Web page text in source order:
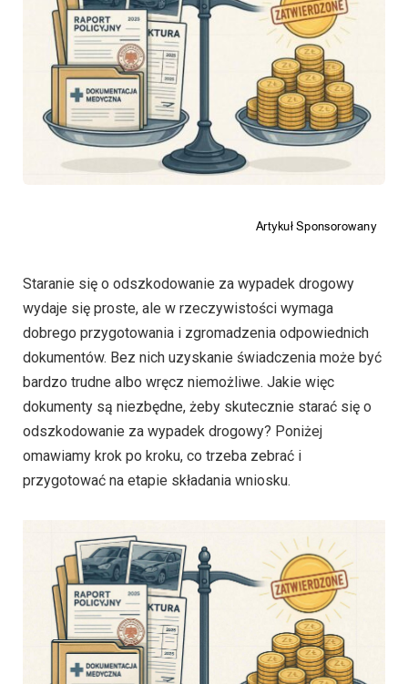
Staranie się o odszkodowanie za wypadek drogowy
wydaje się proste, ale w rzeczywistości wymaga
dobrego przygotowania i zgromadzenia odpowiednich
dokumentów. Bez nich uzyskanie świadczenia może być
bardzo trudne albo wręcz niemożliwe. Jakie więc
dokumenty są niezbędne, żeby skutecznie starać się o
odszkodowanie za wypadek drogowy? Poniżej
omawiamy krok po kroku, co trzeba zebrać i
przygotować na etapie składania wniosku.